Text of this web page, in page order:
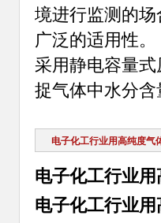
境进行监测的
广泛的适用性。
采用静电容量
捉气体中水分
电子化工行业用高纯度气
电子化工行业
电子化工行业